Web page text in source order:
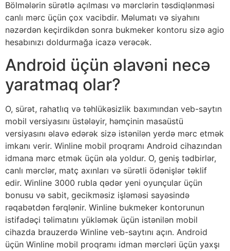
Bölmələrin sürətlə açılması və mərclərin təsdiqlənməsi
canlı mərc üçün çox vacibdir. Məlumatı və siyahını
nəzərdən keçirdikdən sonra bukmeker kontoru sizə agio
hesabınızı doldurmağa icazə verəcək.
Android üçün əlavəni necə
yaratmaq olar?
O, sürət, rahatlıq və təhlükəsizlik baxımından veb-saytın
mobil versiyasını üstələyir, həmçinin masaüstü
versiyasını əlavə edərək sizə istənilən yerdə mərc etmək
imkanı verir. Winline mobil proqramı Android cihazından
idmana mərc etmək üçün əla yoldur. O, geniş tədbirlər,
canlı mərclər, matç axınları və sürətli ödənişlər təklif
edir. Winline 3000 rubla qədər yeni oyunçular üçün
bonusu və sabit, gecikməsiz işləməsi sayəsində
rəqabətdən fərqlənir. Winline bukmeker kontorunun
istifadəçi təlimatını yükləmək üçün istənilən mobil
cihazda brauzerdə Winline veb-saytını açın. Android
üçün Winline mobil proqramı idman mərcləri üçün yaxşı